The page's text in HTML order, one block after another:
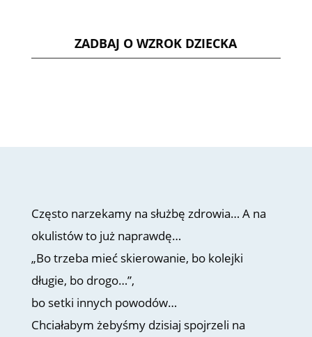
ZADBAJ O WZROK DZIECKA
Często narzekamy na służbę zdrowia… A na
okulistów to już naprawdę…
„Bo trzeba mieć skierowanie, bo kolejki
długie, bo drogo…”,
bo setki innych powodów…
Chciałabym żebyśmy dzisiaj spojrzeli na